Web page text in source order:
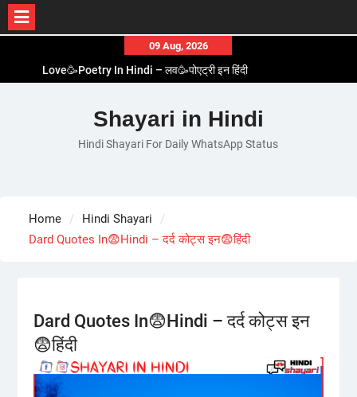
content
09 Aug, 2026
Love🥳Poetry In Hindi – लव🥳पोएट्री इन हिंदी
Two Line✌️Shayari – तवो लाइन✌️शायरी
Love😓Lines In Hindi – लव😓लाइन्स इन हिंदी
Romantic Love😽Status – रोमांटिक लव😽स्टेटस
Shayari in Hindi
Hindi Shayari For Daily WhatsApp Status
Home
Hindi Shayari
Dard Quotes In😨Hindi – दर्द कोट्स इन😨हिंदी
Dard Quotes In😨Hindi – दर्द कोट्स इन
😨हिंदी